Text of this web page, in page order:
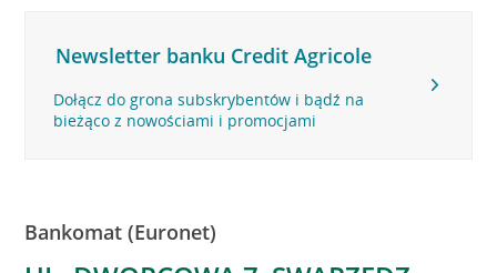
Newsletter banku Credit Agricole
Dołącz do grona subskrybentów i bądź na
bieżąco z nowościami i promocjami
Bankomat (Euronet)